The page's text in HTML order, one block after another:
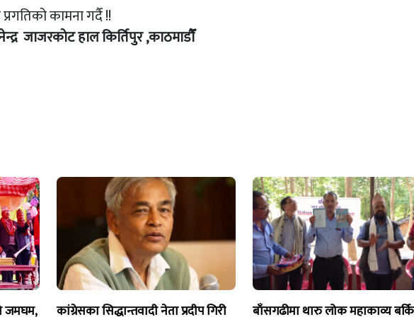
प्रगतिको कामना गर्दै !!
हाल किर्तिपुर ,काठमाडाैँ
जमघम, कांग्रेसका सिद्धान्तवादी नेता प्रदीप गिरी बाँसगढीमा थारु लोक महाकाव्य